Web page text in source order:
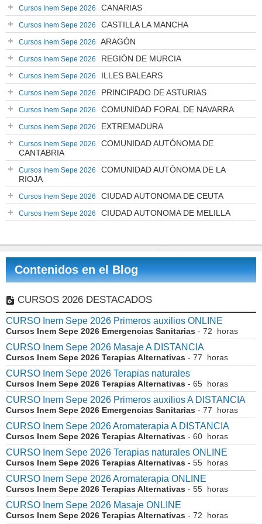
Cursos Inem Sepe 2026 CANARIAS
Cursos Inem Sepe 2026 CASTILLA LA MANCHA
Cursos Inem Sepe 2026 ARAGÓN
Cursos Inem Sepe 2026 REGIÓN DE MURCIA
Cursos Inem Sepe 2026 ILLES BALEARS
Cursos Inem Sepe 2026 PRINCIPADO DE ASTURIAS
Cursos Inem Sepe 2026 COMUNIDAD FORAL DE NAVARRA
Cursos Inem Sepe 2026 EXTREMADURA
Cursos Inem Sepe 2026
COMUNIDAD AUTÓNOMA DE
CANTABRIA
Cursos Inem Sepe 2026
COMUNIDAD AUTÓNOMA DE LA
RIOJA
Cursos Inem Sepe 2026 CIUDAD AUTONOMA DE CEUTA
Cursos Inem Sepe 2026 CIUDAD AUTONOMA DE MELILLA
Contenidos en el Blog
CURSOS 2026 DESTACADOS
CURSO Inem Sepe 2026 Primeros auxilios ONLINE
Cursos Inem Sepe 2026 Emergencias Sanitarias - 72 horas
CURSO Inem Sepe 2026 Masaje A DISTANCIA
Cursos Inem Sepe 2026 Terapias Alternativas - 77 horas
CURSO Inem Sepe 2026 Terapias naturales
Cursos Inem Sepe 2026 Terapias Alternativas - 65 horas
CURSO Inem Sepe 2026 Primeros auxilios A DISTANCIA
Cursos Inem Sepe 2026 Emergencias Sanitarias - 77 horas
CURSO Inem Sepe 2026 Aromaterapia A DISTANCIA
Cursos Inem Sepe 2026 Terapias Alternativas - 60 horas
CURSO Inem Sepe 2026 Terapias naturales ONLINE
Cursos Inem Sepe 2026 Terapias Alternativas - 55 horas
CURSO Inem Sepe 2026 Aromaterapia ONLINE
Cursos Inem Sepe 2026 Terapias Alternativas - 55 horas
CURSO Inem Sepe 2026 Masaje ONLINE
Cursos Inem Sepe 2026 Terapias Alternativas - 72 horas